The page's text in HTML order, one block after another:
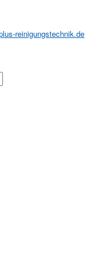
reinigungstechnik.de